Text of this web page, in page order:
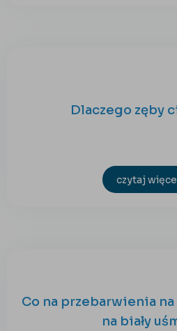
Dlaczego zęby
czytaj
Co na przebarwienia
na biały